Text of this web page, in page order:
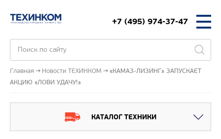
+7 (495) 974-37-47
Главная Новости ТЕХИНКОМ
«КАМАЗ-ЛИЗИНГ» ЗАПУСКАЕТ
АКЦИЮ «ЛОВИ УДАЧУ!»
КАТАЛОГ ТЕХНИКИ